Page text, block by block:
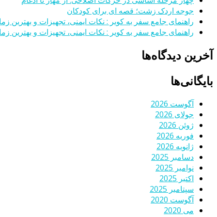
جوجه اردک زشت؛ قصه ای برای کودکان
راهنمای جامع سفر به کویر : نکات ایمنی، تجهیزات و بهترین
راهنمای جامع سفر به کویر : نکات ایمنی، تجهیزات و بهترین
آخرین دیدگاه‌ها
بایگانی‌ها
آگوست 2026
جولای 2026
ژوئن 2026
فوریه 2026
ژانویه 2026
دسامبر 2025
نوامبر 2025
اکتبر 2025
سپتامبر 2025
آگوست 2020
می 2020